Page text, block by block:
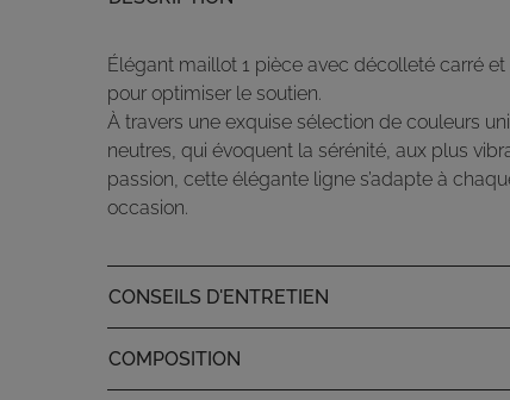
Élégant maillot 1 pièce avec décolleté carré
pour optimiser le soutien.
À travers une exquise sélection de couleurs
neutres, qui évoquent la sérénité, aux plus
passion, cette élégante ligne s’adapte à
occasion.
CONSEILS D'ENTRETIEN
COMPOSITION